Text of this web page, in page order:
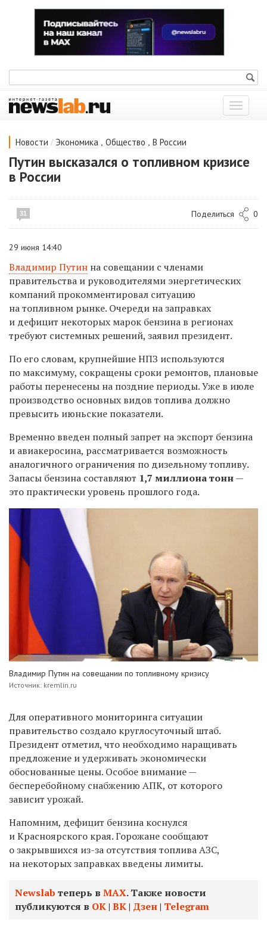
Показать
меню
Новости / Экономика , Общество , В России
Путин высказался о топливном кризисе
в России
31 Поделиться 0
29 июня 14:40
Владимир Путин на совещании с членами
правительства и руководителями энергетических
компаний прокомментировал ситуацию
на топливном рынке. Очереди на заправках
и дефицит некоторых марок бензина в регионах
требуют системных решений, заявил президент.
По его словам, крупнейшие НПЗ используются
по максимуму, сокращены сроки ремонтов, плановые
работы перенесены на поздние периоды. Уже в июле
производство основных видов топлива должно
превысить июньские показатели.
Временно введен полный запрет на экспорт бензина
и авиакеросина, рассматривается возможность
аналогичного ограничения по дизельному топливу.
Запасы бензина составляют 1,7 миллиона тонн—
это практически уровень прошлого года.
Владимир Путин на совещании по топливному кризису
Источник: kremlin.ru
Для оперативного мониторинга ситуации
правительство создало круглосуточный штаб.
Президент отметил, что необходимо наращивать
предложение и удерживать экономически
обоснованные цены. Особое внимание —
бесперебойному снабжению АПК, от которого
зависит урожай.
Напомним, дефицит бензина коснулся
и Красноярского края. Горожане сообщают
о закрывшихся из-за отсутствия топлива АЗС,
на некоторых заправках введены лимиты.
Newslab теперь в МАХ. Также новости
публикуются в ОК| ВК| Дзен| Telegram